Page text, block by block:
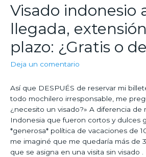
Visado indonesio
llegada,
plazo: ¿Gratis o
Deja un comentario
Así que DESPUÉS de reservar mi
todo mochilero irresponsable, me
¿necesito un visado?» A diferencia de
Indonesia que fueron cortos y dulces
*generosa* política de vacaciones de
me imaginé que me quedaría más de
que se asigna en una visita sin visado .